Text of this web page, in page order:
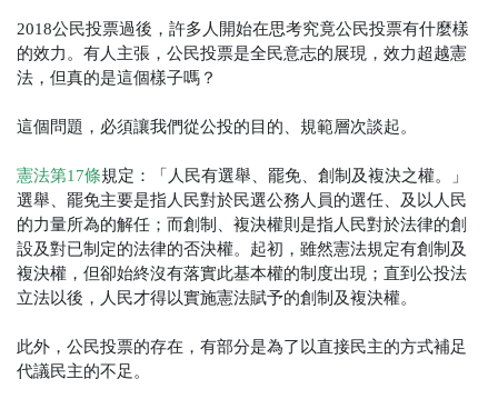
2018公民投票過後，許多人開始在思考究竟公民投票有什麼樣
的效力。有人主張，公民投票是全民意志的展現，效力超越憲
法，但真的是這個樣子嗎？
這個問題，必須讓我們從公投的目的、規範層次談起。
憲法第17條規定：「 人民有選舉、罷免、創制及複決之權。」
選舉、罷免主要是指人民對於民選公務人員的選任、及以人民
的力量所為的解任；而創制、複決權則是指人民對於法律的創
設及對已制定的法律的否決權。起初，雖然憲法規定有創制及
複決權，但卻始終沒有落實此基本權的制度出現；直到公投法
立法以後，人民才得以實施憲法賦予的創制及複決權。
此外，公民投票的存在，有部分是為了以直接民主的方式補足
代議民主的不足。